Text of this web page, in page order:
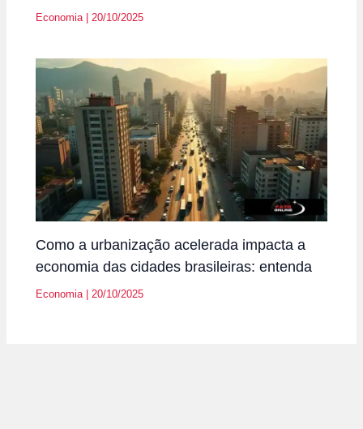
Economia|20/10/2025
Como a urbanização acelerada impacta a
economia das cidades brasileiras: entenda
Economia 20/10/2025